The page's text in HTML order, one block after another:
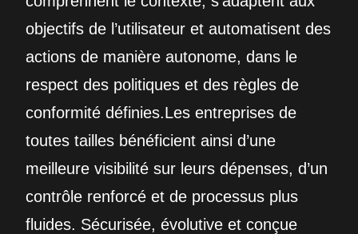
objectifs de l’utilisateur et automatisent des
actions de manière autonome, dans le
respect des politiques et des règles de
conformité définies.Les entreprises de
toutes tailles bénéficient ainsi d’une
meilleure visibilité sur leurs dépenses, d’un
contrôle renforcé et de processus plus
fluides. Sécurisée, évolutive et conçue